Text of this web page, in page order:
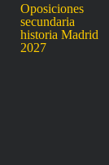
Oposiciones
secundaria
historia Madrid
2027